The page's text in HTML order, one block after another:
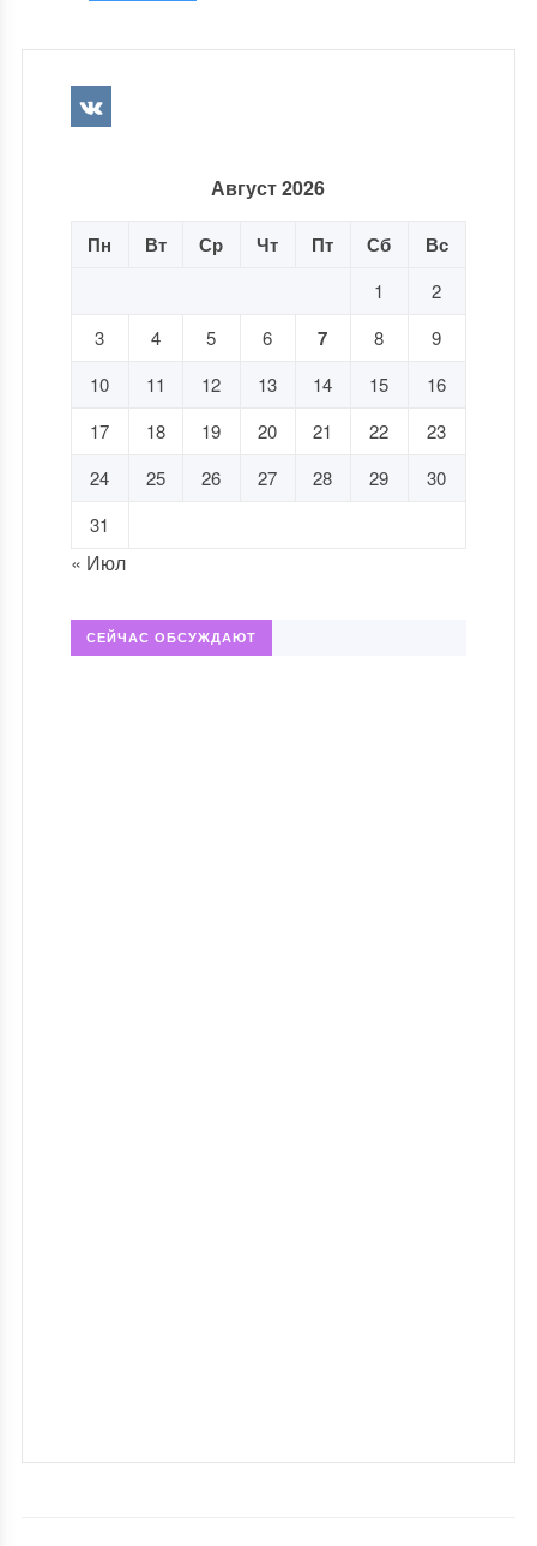
Август 2026
Пн Вт Ср Чт Пт Сб Вс
1
2
3
4 5 6 7 8
9
10
11 12 13 14 15
16
17
18 19 20 21 22
23
24
25 26 27 28 29
30
31
« Июл
СЕЙЧАС ОБСУЖДАЮТ